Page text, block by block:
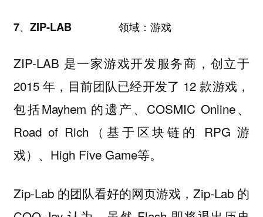
7、ZIP-LAB 领域：游戏
ZIP-LAB 是一家游戏开发服务商，创立于
2015 年，目前团队已经开发了 12 款游戏，
包括Mayhem 的遗产、COSMIC Online、
Road of Rich（基于区块链的 RPG 游
戏）、High Five Game等。
Zip-Lab 的团队看好的网页游戏，Zip-Lab 的